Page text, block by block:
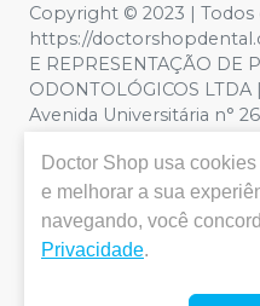
Copyright © 2023 | Todos
https://
E REPRESENTAÇÃO DE
ODONTOLÓGICOS LTDA
Avenida Universitária n°
Fotos meramente
da loja virtual estão
divergência de preços
Carrinho de Compra.
de grandes volumes pelo
Doctor Shop usa
e melhorar a sua
navegando, você
Privacidade.